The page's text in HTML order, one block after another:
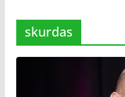
skurdas